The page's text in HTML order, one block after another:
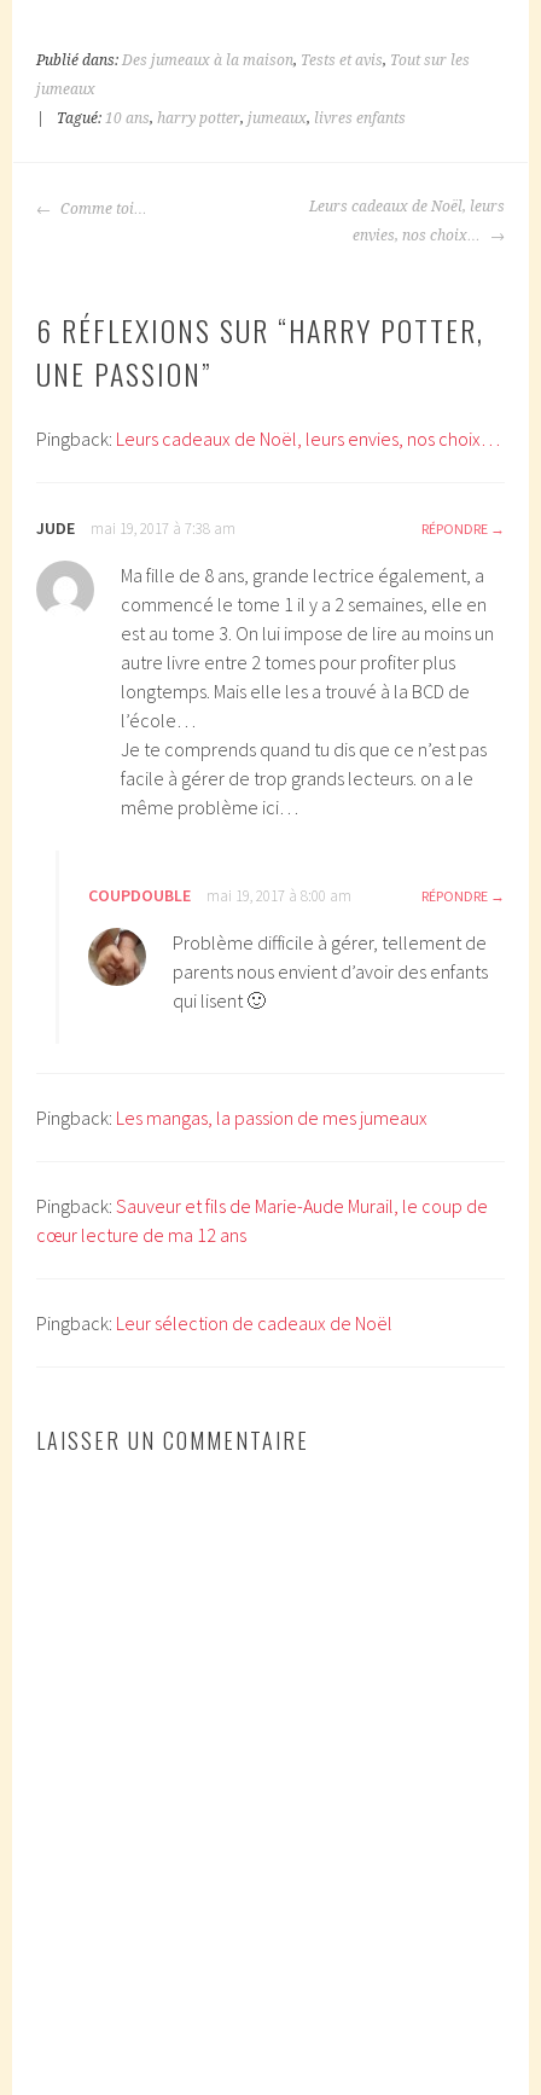
Publié dans:Des jumeaux à la maison, Tests et avis, Tout sur les
jumeaux
Tagué:10 ans,harry potter,jumeaux, livres enfants
NAVIGATION
Comme toi…
Leurs cadeaux de Noël, leurs
envies, nos choix…
6 RÉFLEXIONS SUR “HARRY POTTER,
UNE PASSION”
Pingback: Leurs cadeaux de Noël, leurs envies, nos choix…
JUDE mai 19, 2017 à 7:38 am RÉPONDRE
Ma fille de 8 ans, grande lectrice également, a
commencé le tome 1 il y a 2 semaines, elle en
est au tome 3. On lui impose de lire au moins un
autre livre entre 2 tomes pour profiter plus
longtemps. Mais elle les a trouvé à la BCD de
l’école…
Je te comprends quand tu dis que ce n’est pas
facile à gérer de trop grands lecteurs. on a le
même problème ici…
COUPDOUBLE mai 19, 2017 à 8:00 am RÉPONDRE
Problème difficile à gérer, tellement de
parents nous envient d’avoir des enfants
qui lisent 🙂
Pingback: Les mangas, la passion de mes jumeaux
Pingback:Sauveur et fils de Marie-Aude Murail, le coup de
cœur lecture de ma 12 ans
Pingback: Leur sélection de cadeaux de Noël
LAISSER UN COMMENTAIRE